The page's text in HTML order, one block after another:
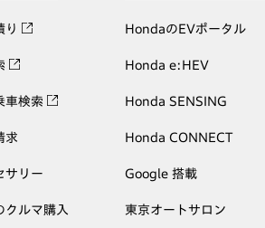
り
車検索
求
サリー
クルマ購入
HondaのEVポータル
Honda e:HEV
Honda SENSING
Honda CONNECT
Google 搭載
東京オートサロン